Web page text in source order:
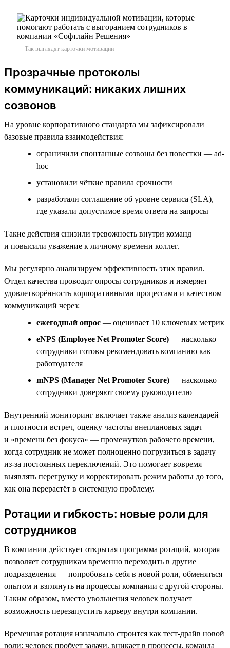
Так выглядят карточки мотивации
Прозрачные протоколы
коммуникаций: никаких лишних
созвонов
На уровне корпоративного стандарта мы зафиксировали
базовые правила взаимодействия:
ограничили спонтанные созвоны без повестки — ad-
hoc
установили чёткие правила срочности
разработали соглашение об уровне сервиса (SLA),
где указали допустимое время ответа на запросы
Такие действия снизили тревожность внутри команд
и повысили уважение к личному времени коллег.
Мы регулярно анализируем эффективность этих правил.
Отдел качества проводит опросы сотрудников и измеряет
удовлетворённость корпоративными процессами и качеством
коммуникаций через:
ежегодный опрос — оценивает 10 ключевых метрик
eNPS (Employee Net Promoter Score) — насколько
сотрудники готовы рекомендовать компанию как
работодателя
mNPS (Manager Net Promoter Score) — насколько
сотрудники доверяют своему руководителю
Внутренний мониторинг включает также анализ календарей
и плотности встреч, оценку частоты внеплановых задач
и «времени без фокуса» — промежутков рабочего времени,
когда сотрудник не может полноценно погрузиться в задачу
из-за постоянных переключений. Это помогает вовремя
выявлять перегрузку и корректировать режим работы до того,
как она перерастёт в системную проблему.
Ротации и гибкость: новые роли для
сотрудников
В компании действует открытая программа ротаций, которая
позволяет сотрудникам временно переходить в другие
подразделения — попробовать себя в новой роли, обменяться
опытом и взглянуть на процессы компании с другой стороны.
Таким образом, вместо увольнения человек получает
возможность перезапустить карьеру внутри компании.
Временная ротация изначально строится как тест-драйв новой
роли: человек пробует задачи, вникает в процессы, команда